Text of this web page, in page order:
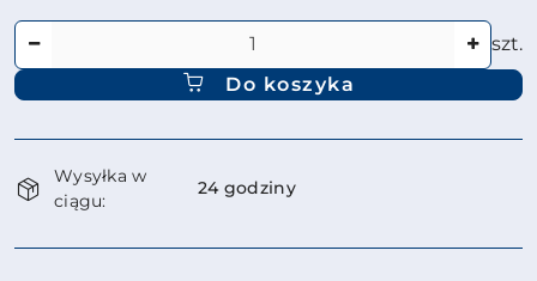
Ilość
szt.
Do koszyka
i
dostawa
Wysyłka w
ciągu:
24 godziny